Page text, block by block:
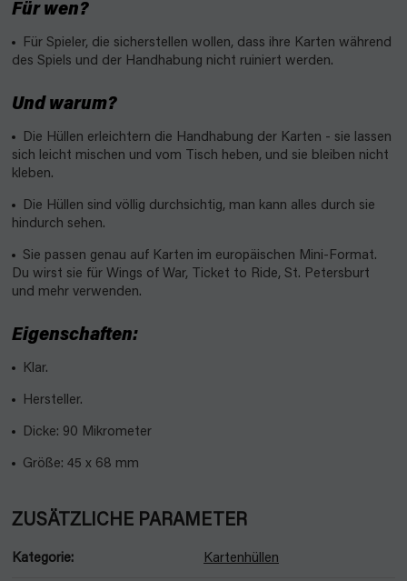
Für wen?
Für Spieler, die sicherstellen wollen, dass ihre Karten während
des Spiels und der Handhabung nicht ruiniert werden.
Und warum?
Die Hüllen erleichtern die Handhabung der Karten - sie lassen
sich leicht mischen und vom Tisch heben, und sie bleiben nicht
kleben.
Die Hüllen sind völlig durchsichtig, man kann alles durch sie
hindurch sehen.
Sie passen genau auf Karten im europäischen Mini-Format.
Du wirst sie für Wings of War, Ticket to Ride, St. Petersburt
und mehr verwenden.
Eigenschaften:
Klar.
Hersteller.
Dicke: 90 Mikrometer
Größe: 45 x 68 mm
ZUSÄTZLICHE PARAMETER
Kategorie: Kartenhüllen